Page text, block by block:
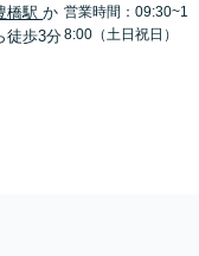
橋駅か
徒歩3分
営業時間：09:30~1
8:00（土日祝日）